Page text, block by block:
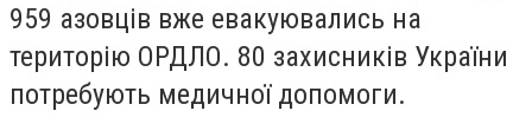
959 азовців вже евакуювались на
територію ОРДЛО. 80 захисників України
потребують медичної допомоги.